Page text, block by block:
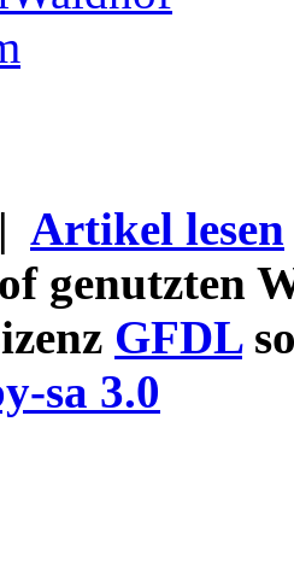
| Artikel lesen
genutzten
GFDL
sa 3.0